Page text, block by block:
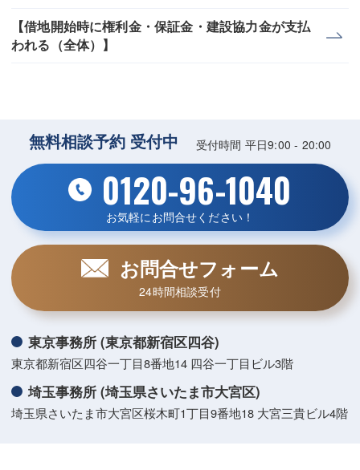
【借地開始時に権利金・保証金・建設協力金が支払
われる（全体）】
無料相談予約 受付中 受付時間 平日9:00 - 20:00
0120-96-1040
お気軽にお問合せください！
お問合せフォーム
24時間相談受付
東京事務所 (東京都新宿区四谷)
東京都新宿区四谷一丁目8番地14 四谷一丁目ビル3階
埼玉事務所 (埼玉県さいたま市大宮区)
埼玉県さいたま市大宮区桜木町1丁目9番地18 大宮三貴ビル4階